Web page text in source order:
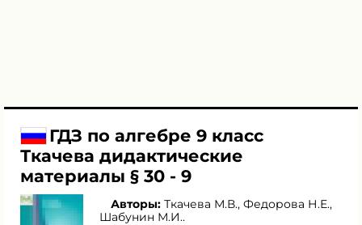
ГДЗ по алгебре 9 класс
Ткачева дидактические
материалы § 30 - 9
Авторы: Ткачева М.В., Федорова Н.Е.,
Шабунин М.И..